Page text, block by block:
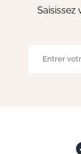
Saisissez